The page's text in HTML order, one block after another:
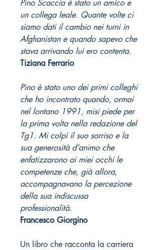
Pino Scaccia è stato un amico e
un collega leale. Quante volte ci
siamo dati il cambio nei turni in
Afghanistan e quando sapevo che
stava arrivando lui ero contenta.
Tiziana Ferrario
Pino è stato uno dei primi colleghi
che ho incontrato quando, ormai
nel lontano 1991, misi piede per
la prima volta nella redazione del
Tg1. Mi colpì il suo sorriso e la
sua generosità d’animo che
enfatizzarono ai miei occhi le
competenze che, già allora,
accompagnavano la percezione
della sua indiscussa
professionalità.
Francesco Giorgino
Un libro che racconta la carriera